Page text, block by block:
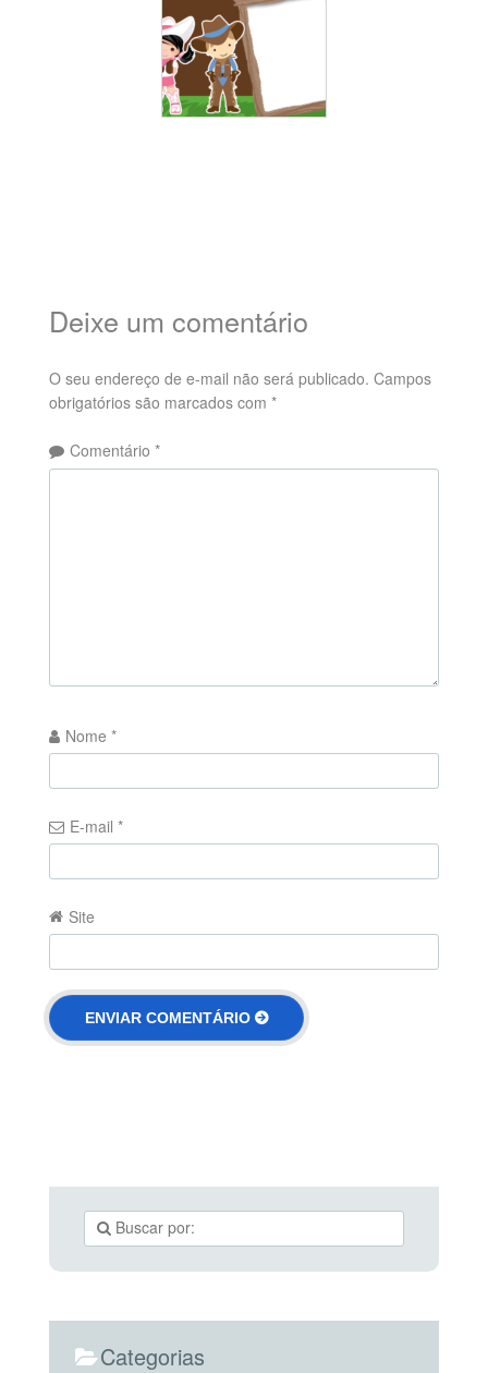
Deixe um comentário
O seu endereço de e-mail não será publicado. Campos
obrigatórios são marcados com *
Comentário *
Nome *
E-mail *
Site
Categorias